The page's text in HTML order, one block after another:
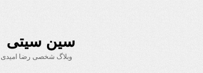
سین سیتی
وبلاگ شخصی رضا امیدی